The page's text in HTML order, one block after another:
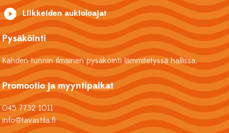
Liikkeiden aukioloajat
Pysäköinti
Kahden tunnin ilmainen pysäköinti lämmitetyssä hallissa.
Promootio ja myyntipaikat
045 7732 1011
info@tavastila.fi